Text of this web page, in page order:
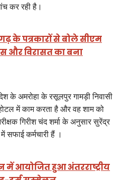
कर रही है।
के पत्रकारों से बोले सीएम
और विरासत का बना
के अमरोहा के रसूलपुर गामड़ी निवासी
में काम करता है और वह शाम को
गिरीश चंद शर्मा के अनुसार सुरेंद्र
सफाई कर्मचारी हैं ।
में आयोजित हुआ अंतरराष्ट्रीय